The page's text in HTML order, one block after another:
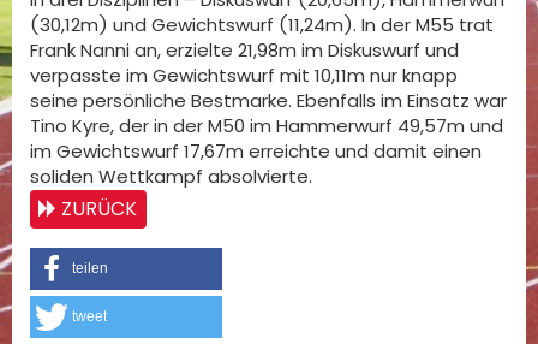
(30,12m) und Gewichtswurf (11,24m). In der M55 trat
Frank Nanni an, erzielte 21,98m im Diskuswurf und
verpasste im Gewichtswurf mit 10,11m nur knapp
seine persönliche Bestmarke. Ebenfalls im Einsatz war
Tino Kyre, der in der M50 im Hammerwurf 49,57m und
im Gewichtswurf 17,67m erreichte und damit einen
soliden Wettkampf absolvierte.
ZURÜCK
teilen
tweet